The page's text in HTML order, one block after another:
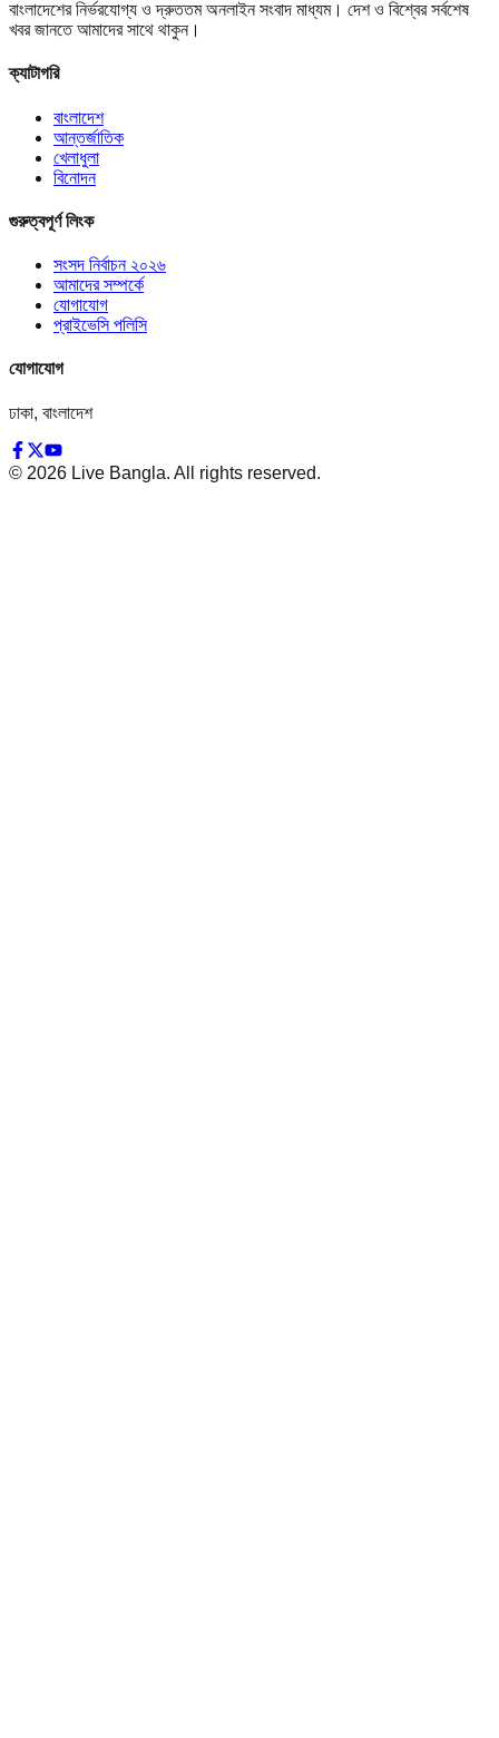
বাংলাদেশের নির্ভরযোগ্য ও দ্রুততম অনলাইন সংবাদ মাধ্যম। দেশ ও বিশ্বের সর্বশেষ
খবর জানতে আমাদের সাথে থাকুন।
ক্যাটাগরি
বাংলাদেশ
আন্তর্জাতিক
খেলাধুলা
বিনোদন
গুরুত্বপূর্ণ লিংক
সংসদ নির্বাচন ২০২৬
আমাদের সম্পর্কে
যোগাযোগ
প্রাইভেসি পলিসি
যোগাযোগ
ঢাকা, বাংলাদেশ
© 2026 Live Bangla. All rights reserved.